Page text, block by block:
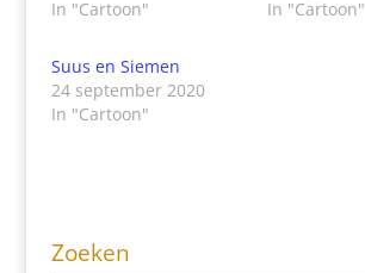
In "Cartoon"
In "Cartoon"
Suus en Siemen
24 september 2020
In "Cartoon"
Zoeken